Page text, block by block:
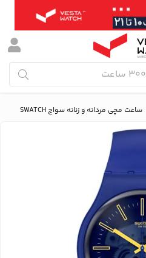
ساعت مچی مردانه و زنانه سواچ SWATCH مدل SO29N101